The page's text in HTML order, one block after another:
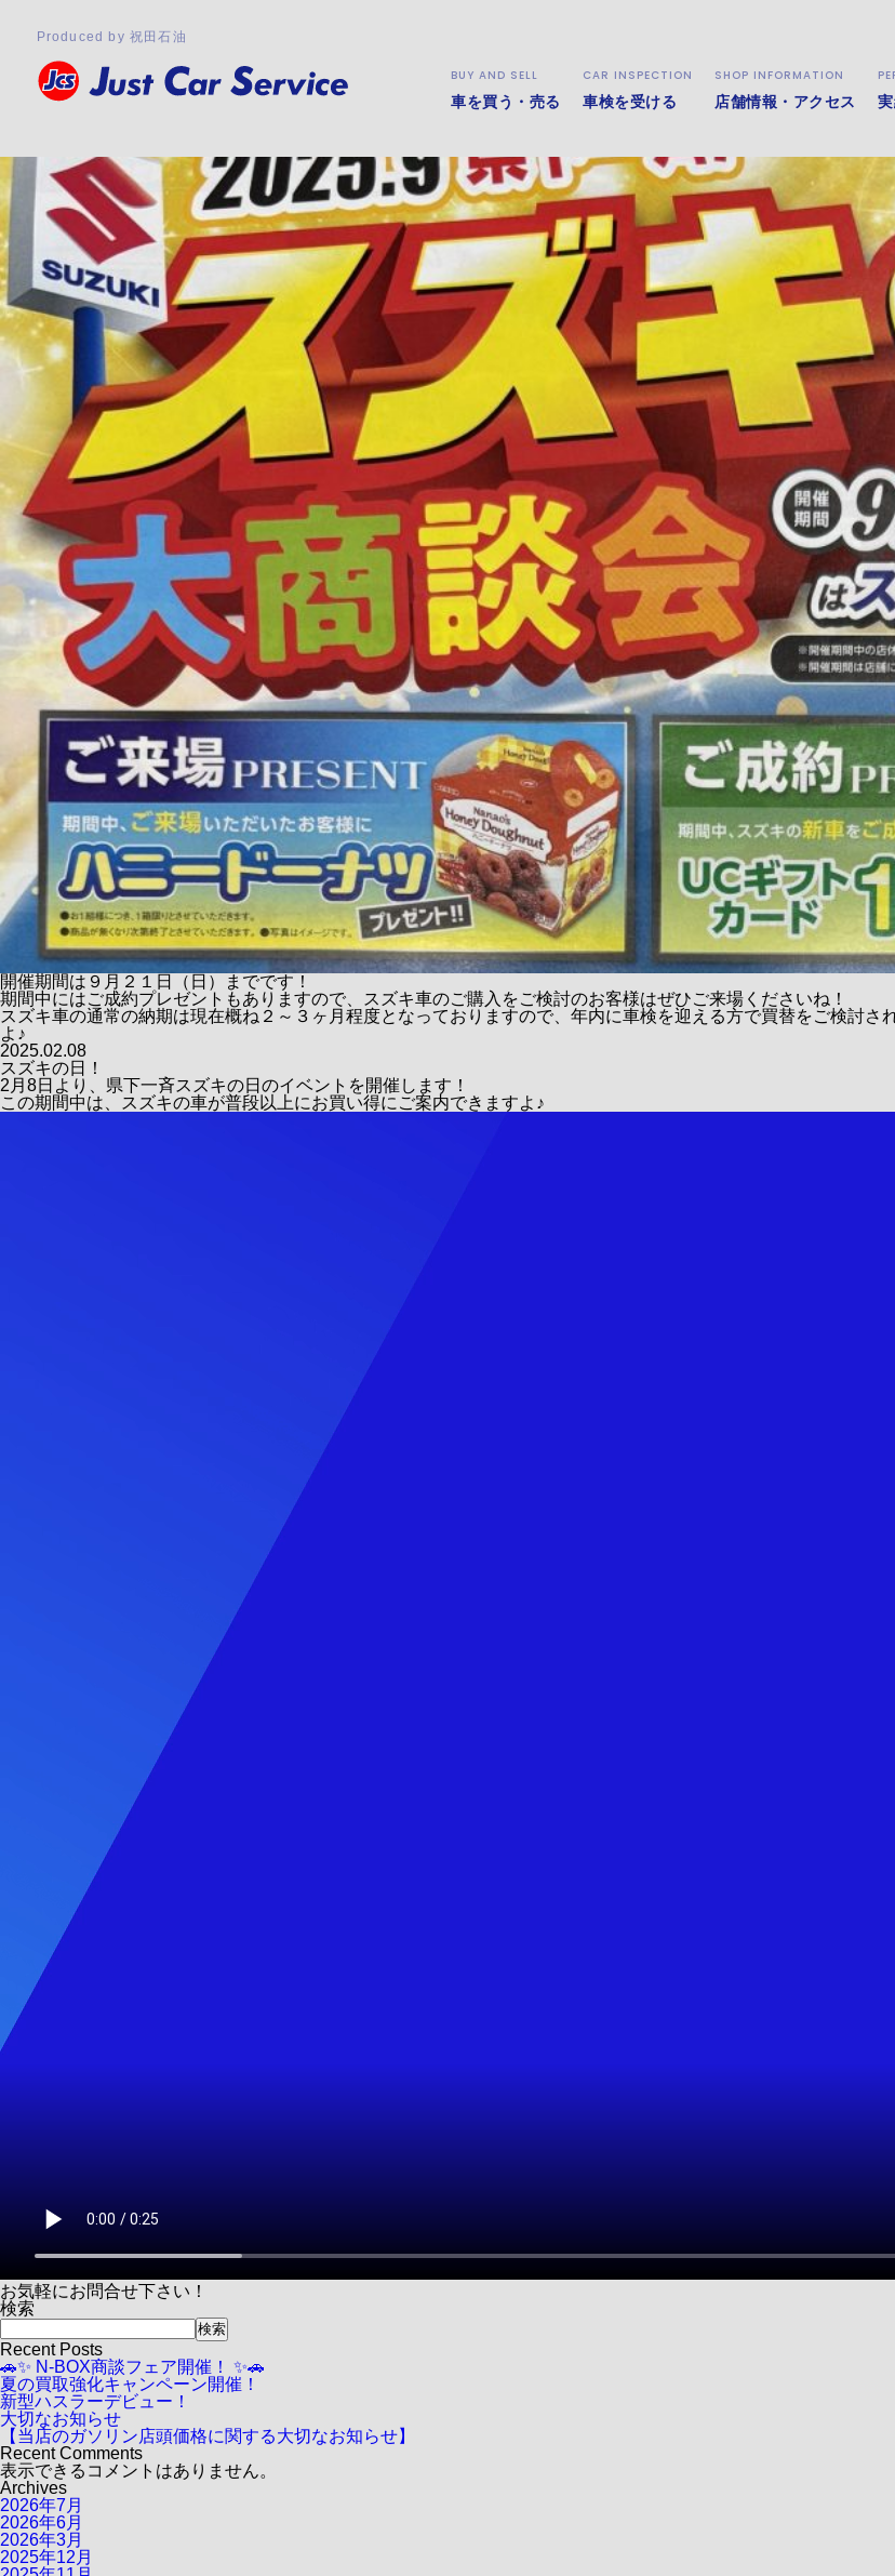
Produced by 祝田石油
BUY AND SELL
車を買う・売る
CAR INSPECTION
車検を受ける
SHOP INFORMATION
店舗情報・アクセス
【スズキの日】開催中！
９月６日（土）より、県下一斉スズキの日のイベントを開催しております！
当店でもスズキの日イベントを開催しておりますのでスズキ車のご購入をお考えのお客様はこの機会にぜひ当店に
開催期間は９月２１日（日）までです！
期間中にはご成約プレゼントもありますので、スズキ車のご購入をご検討のお客様はぜひご来場くださいね！
スズキ車の通常の納期は現在概ね２～３ヶ月程度となっておりますので、年内に車検を迎える方で買替をご検討
よ♪
2025.02.08
スズキの日！
2月8日より、県下一斉スズキの日のイベントを開催します！
この期間中は、スズキの車が普段以上にお買い得にご案内できますよ♪
お気軽にお問合せ下さい！
検索
検索
Recent Posts
🚗✨ N-BOX商談フェア開催！ ✨🚗
夏の買取強化キャンペーン開催！
新型ハスラーデビュー！
大切なお知らせ
【当店のガソリン店頭価格に関する大切なお知らせ】
Recent Comments
表示できるコメントはありません。
Archives
2026年7月
2026年6月
2026年3月
2025年12月